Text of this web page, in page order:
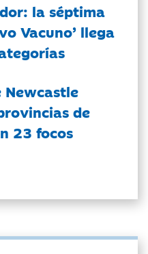
la séptima
Vacuno’ llega
Newcastle
de
23 focos